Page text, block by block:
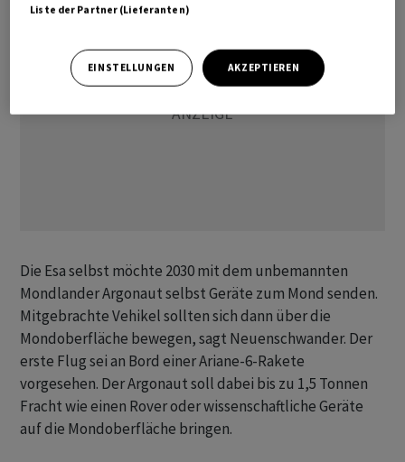
Die Esa selbst möchte 2030 mit dem unbemannten
Mondlander Argonaut selbst Geräte zum Mond senden.
Mitgebrachte Vehikel sollten sich dann über die
Mondoberfläche bewegen, sagt Neuenschwander. Der
erste Flug sei an Bord einer Ariane-6-Rakete
vorgesehen. Der Argonaut soll dabei bis zu 1,5 Tonnen
Fracht wie einen Rover oder wissenschaftliche Geräte
auf die Mondoberfläche bringen.
Liste der Partner (Lieferanten)
EINSTELLUNGEN AKZEPTIEREN